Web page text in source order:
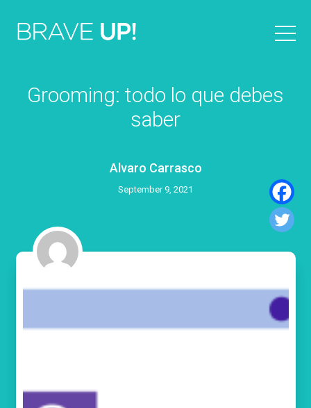
Grooming: todo lo que debes
saber
Alvaro Carrasco
September 9, 2021